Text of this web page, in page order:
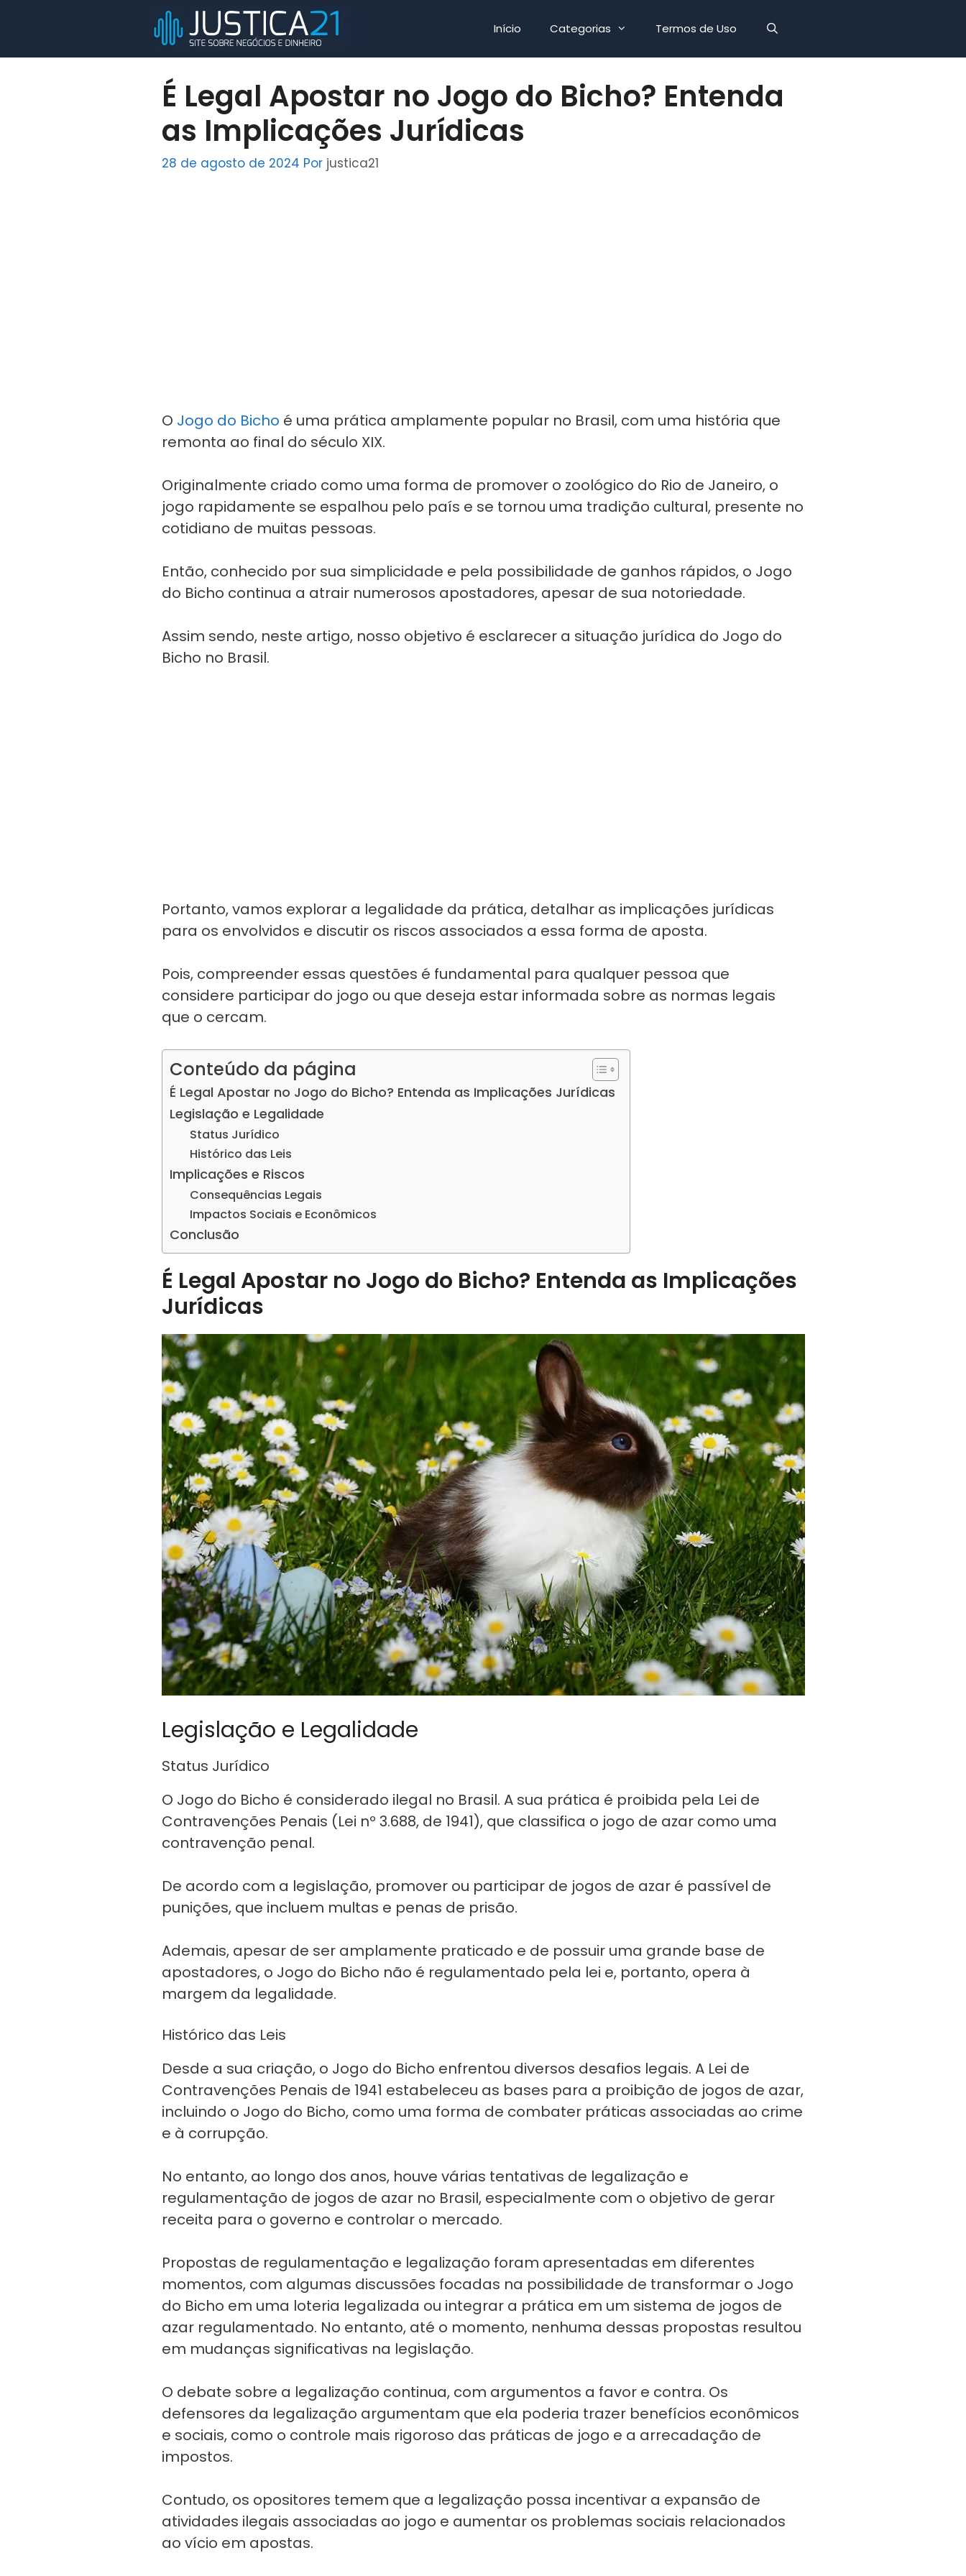
o
Início Categorias Termos de Uso
É Legal Apostar no Jogo do Bicho? Entenda
as Implicações Jurídicas
28 de agosto de 2024 Por justica21
O Jogo do Bicho é uma prática amplamente popular no Brasil, com uma história que
remonta ao final do século XIX.
Originalmente criado como uma forma de promover o zoológico do Rio de Janeiro, o
jogo rapidamente se espalhou pelo país e se tornou uma tradição cultural, presente no
cotidiano de muitas pessoas.
Então, conhecido por sua simplicidade e pela possibilidade de ganhos rápidos, o Jogo
do Bicho continua a atrair numerosos apostadores, apesar de sua notoriedade.
Assim sendo, neste artigo, nosso objetivo é esclarecer a situação jurídica do Jogo do
Bicho no Brasil.
Portanto, vamos explorar a legalidade da prática, detalhar as implicações jurídicas
para os envolvidos e discutir os riscos associados a essa forma de aposta.
Pois, compreender essas questões é fundamental para qualquer pessoa que
considere participar do jogo ou que deseja estar informada sobre as normas legais
que o cercam.
Conteúdo da página
É Legal Apostar no Jogo do Bicho? Entenda as Implicações Jurídicas
Legislação e Legalidade
Status Jurídico
Histórico das Leis
Implicações e Riscos
Consequências Legais
Impactos Sociais e Econômicos
Conclusão
É Legal Apostar no Jogo do Bicho? Entenda as Implicações
Jurídicas
Legislação e Legalidade
Status Jurídico
O Jogo do Bicho é considerado ilegal no Brasil. A sua prática é proibida pela Lei de
Contravenções Penais (Lei nº 3.688, de 1941), que classifica o jogo de azar como uma
contravenção penal.
De acordo com a legislação, promover ou participar de jogos de azar é passível de
punições, que incluem multas e penas de prisão.
Ademais, apesar de ser amplamente praticado e de possuir uma grande base de
apostadores, o Jogo do Bicho não é regulamentado pela lei e, portanto, opera à
margem da legalidade.
Histórico das Leis
Desde a sua criação, o Jogo do Bicho enfrentou diversos desafios legais. A Lei de
Contravenções Penais de 1941 estabeleceu as bases para a proibição de jogos de azar,
incluindo o Jogo do Bicho, como uma forma de combater práticas associadas ao crime
e à corrupção.
No entanto, ao longo dos anos, houve várias tentativas de legalização e
regulamentação de jogos de azar no Brasil, especialmente com o objetivo de gerar
receita para o governo e controlar o mercado.
Propostas de regulamentação e legalização foram apresentadas em diferentes
momentos, com algumas discussões focadas na possibilidade de transformar o Jogo
do Bicho em uma loteria legalizada ou integrar a prática em um sistema de jogos de
azar regulamentado. No entanto, até o momento, nenhuma dessas propostas resultou
em mudanças significativas na legislação.
O debate sobre a legalização continua, com argumentos a favor e contra. Os
defensores da legalização argumentam que ela poderia trazer benefícios econômicos
e sociais, como o controle mais rigoroso das práticas de jogo e a arrecadação de
impostos.
Contudo, os opositores temem que a legalização possa incentivar a expansão de
atividades ilegais associadas ao jogo e aumentar os problemas sociais relacionados
ao vício em apostas.